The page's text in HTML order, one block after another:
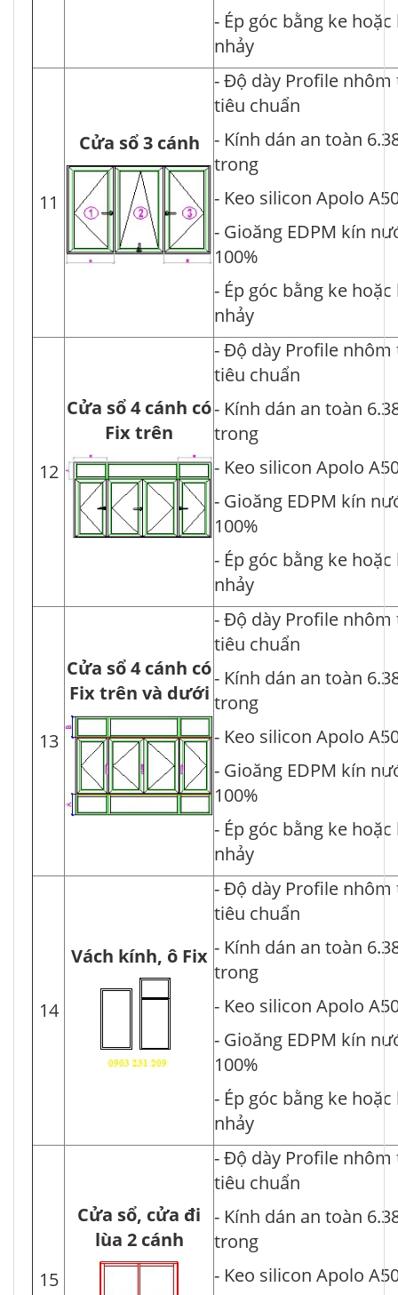
- Ép góc bằng ke hoặc
nhảy
11
Cửa sổ 3 cánh
- Độ dày Profile nhôm
tiêu chuẩn
- Kính dán an toàn
trong
- Keo silicon Apolo
- Gioăng EDPM kín
100%
- Ép góc bằng ke hoặc
nhảy
12
Cửa sổ 4 cánh có
Fix trên
- Độ dày Profile nhôm
tiêu chuẩn
- Kính dán an toàn
trong
- Keo silicon Apolo
- Gioăng EDPM kín
100%
- Ép góc bằng ke hoặc
nhảy
13
Cửa sổ 4 cánh có
Fix trên và dưới
- Độ dày Profile nhôm
tiêu chuẩn
- Kính dán an toàn
trong
- Keo silicon Apolo
- Gioăng EDPM kín
100%
- Ép góc bằng ke hoặc
nhảy
14
Vách kính, ô Fix
- Độ dày Profile nhôm
tiêu chuẩn
- Kính dán an toàn
trong
- Keo silicon Apolo
- Gioăng EDPM kín
100%
- Ép góc bằng ke hoặc
nhảy
15
Cửa sổ, cửa đi
lùa 2 cánh
- Độ dày Profile nhôm
tiêu chuẩn
- Kính dán an toàn
trong
- Keo silicon Apolo